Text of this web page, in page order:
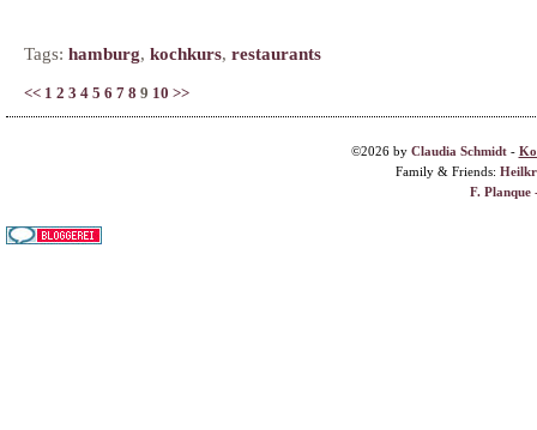
Tags: hamburg, kochkurs, restaurants
<< 1 2 3 4 5 6 7 8 9 10 >>
©2026 by Claudia Schmidt-
Family & Friends:
F. Planque